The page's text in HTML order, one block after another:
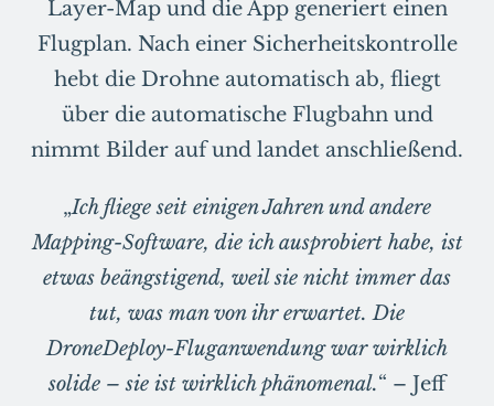
Layer-Map und die App generiert einen
Flugplan. Nach einer Sicherheitskontrolle
hebt die Drohne automatisch ab, fliegt
über die automatische Flugbahn und
nimmt Bilder auf und landet anschließend.
„Ich fliege seit einigen Jahren und andere
Mapping-Software, die ich ausprobiert habe, ist
etwas beängstigend, weil sie nicht immer das
tut, was man von ihr erwartet. Die
DroneDeploy-Fluganwendung war wirklich
solide – sie ist wirklich phänomenal.“ – Jeff